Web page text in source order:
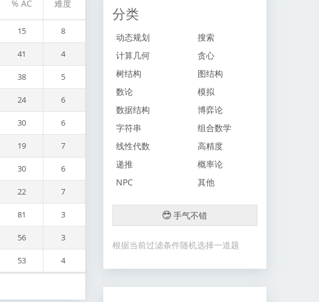
% AC 难度
15 8
41 4
38 5
24 6
30 6
19 7
30 6
22 7
81 3
56 3
53 4
分类
动态规划
搜索
计算几何
贪心
树结构
图结构
数论
模拟
数据结构
博弈论
字符串
组合数学
线性代数
高精度
递推
概率论
NPC
其他
手气不错
根据当前过滤条件随机选择一道题